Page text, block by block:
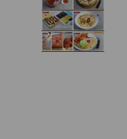
Domowy ketchup (bez
cukru)
Tarta francuska z
cebulą i pomidorem
Domowe żelki
Zupa kurkowa z
selerem i pietruszką